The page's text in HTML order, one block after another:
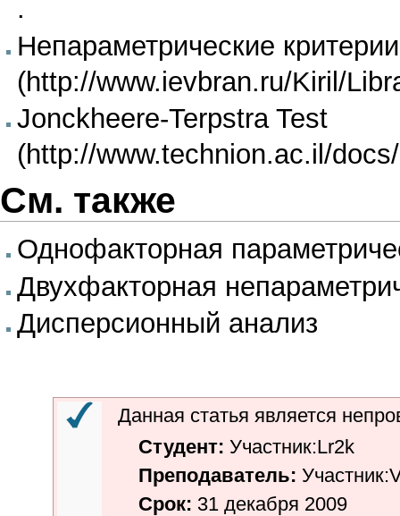
.
Непараметрические
Jonckheere-Terpstra Test
См. также
Однофакторная
Двухфакторная
Дисперсионный анализ
Данная статья является
Студент: Участник:Lr2k
Преподаватель:
Срок: 31 декабря 2009